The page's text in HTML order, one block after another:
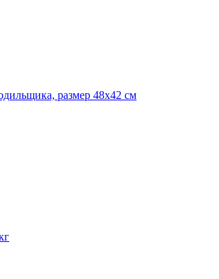
размер 48х42 см